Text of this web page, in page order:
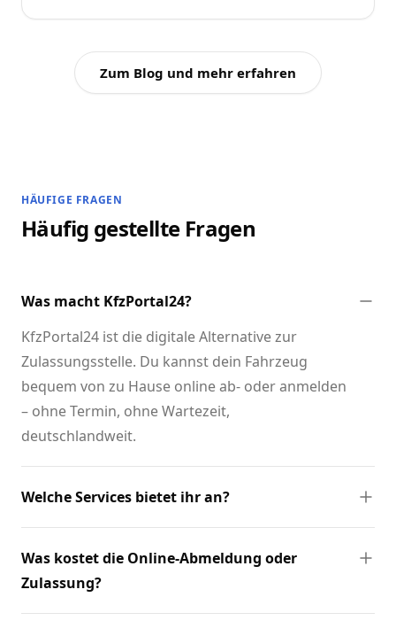
Zum Blog und mehr erfahren
HÄUFIGE FRAGEN
Häufig gestellte Fragen
Was macht KfzPortal24?
KfzPortal24 ist die digitale Alternative zur
Zulassungsstelle. Du kannst dein Fahrzeug
bequem von zu Hause online ab- oder anmelden
– ohne Termin, ohne Wartezeit,
deutschlandweit.
Welche Services bietet ihr an?
Was kostet die Online-Abmeldung oder
Zulassung?